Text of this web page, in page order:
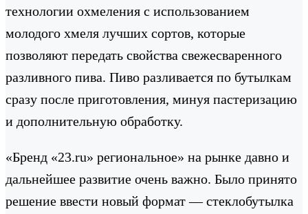
технологии охмеления с использованием
молодого хмеля лучших сортов, которые
позволяют передать свойства свежесваренного
разливного пива. Пиво разливается по бутылкам
сразу после приготовления, минуя пастеризацию
и дополнительную обработку.
«Бренд «23.ru» региональное» на рынке давно и
дальнейшее развитие очень важно. Было принято
решение ввести новый формат — стеклобутылка